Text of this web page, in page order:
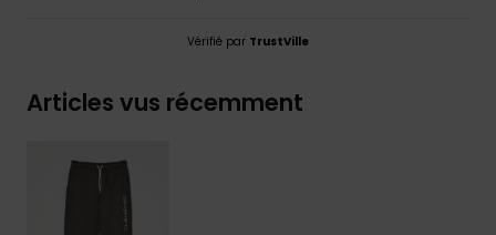
Vérifié par TrustVille
Articles vus récemment